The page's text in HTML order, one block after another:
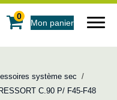
0
Mon panier
système sec
/
C.90 P/ F45-F48